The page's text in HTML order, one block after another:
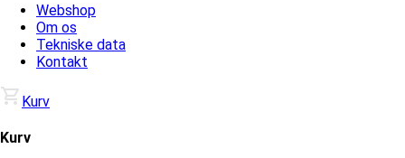
Webshop
Om os
Tekniske data
Kontakt
Kurv
Kurv